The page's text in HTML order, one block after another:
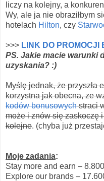
liczy na kolejny, a
Wy, ale ja nie obraziłbym
hotelach Hilton, czy
>>> LINK DO PROMOCJI
PS. Jakie macie warunki
uzyskania? :)
Myślę jednak, że przyszła
korzystna jak obecna, ze
kodów bonusowychstraci
może i znów się zaskoczę
kolejne. (chyba już
Moje zadania:
Stay more and earn –
Explore our brands –